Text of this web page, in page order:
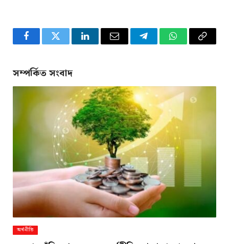
FacebookTwitter LinkedInEmail TelegramWhatsApp
Copy
সম্পর্কিত সংবাদ
অর্থনীতি